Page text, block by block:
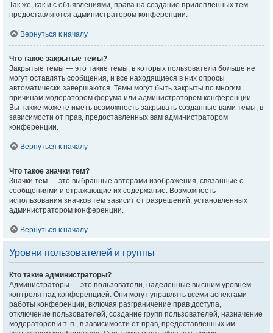
Так же, как и с объявлениями, права на создание прилепленных тем
предоставляются администратором конференции.
Вернуться к началу
Что такое закрытые темы?
Закрытые темы — это такие темы, в которых пользователи больше не
могут оставлять сообщения, и все находящиеся в них опросы
автоматически завершаются. Темы могут быть закрыты по многим
причинам модератором форума или администратором конференции.
Вы также можете иметь возможность закрывать созданные вами темы, в
зависимости от прав, предоставленных вам администратором
конференции.
Вернуться к началу
Что такое значки тем?
Значки тем — это выбранные авторами изображения, связанные с
сообщениями и отражающие их содержание. Возможность
использования значков тем зависит от разрешений, установленных
администратором конференции.
Вернуться к началу
Уровни пользователей и группы
Кто такие администраторы?
Администраторы — это пользователи, наделённые высшим уровнем
контроля над конференцией. Они могут управлять всеми аспектами
работы конференции, включая разграничение прав доступа,
отключение пользователей, создание групп пользователей, назначение
модераторов и т. п., в зависимости от прав, предоставленных им